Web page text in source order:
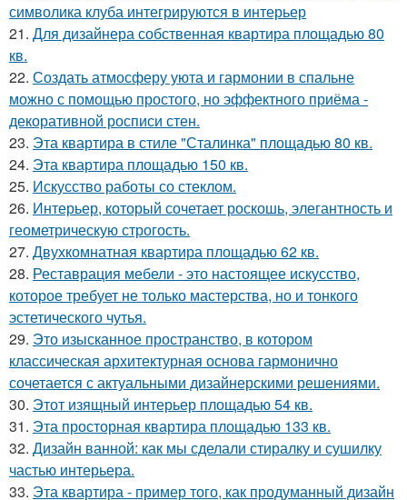
символика клуба интегрируются в интерьер
21. Для дизайнера собственная квартира площадью 80
кв.
22. Создать атмосферу уюта и гармонии в спальне
можно с помощью простого, но эффектного приёма -
декоративной росписи стен.
23. Эта квартира в стиле "Сталинка" площадью 80 кв.
24. Эта квартира площадью 150 кв.
25. Искусство работы со стеклом.
26. Интерьер, который сочетает роскошь, элегантность и
геометрическую строгость.
27. Двухкомнатная квартира площадью 62 кв.
28. Реставрация мебели - это настоящее искусство,
которое требует не только мастерства, но и тонкого
эстетического чутья.
29. Это изысканное пространство, в котором
классическая архитектурная основа гармонично
сочетается с актуальными дизайнерскими решениями.
30. Этот изящный интерьер площадью 54 кв.
31. Эта просторная квартира площадью 133 кв.
32. Дизайн ванной: как мы сделали стиралку и сушилку
частью интерьера.
33. Эта квартира - пример того, как продуманный дизайн